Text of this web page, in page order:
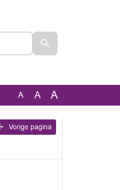
A A A
Vorige pagina